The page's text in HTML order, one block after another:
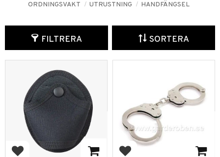
ORDNINGSVAKT UTRUSTNING HANDFÄNGSEL
FILTRERA SORTERA